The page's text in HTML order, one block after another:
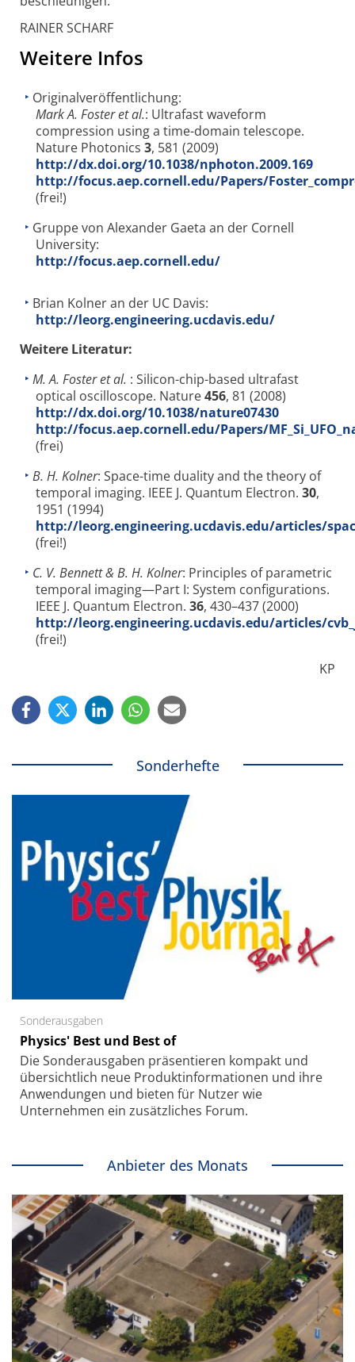
RAINER SCHARF
Weitere Infos
Originalveröffentlichung:
Mark A. Foster et al.: Ultrafast waveform
compression using a time-domain telescope.
Nature Photonics 3, 581 (2009)
http://dx.doi.org/10.1038/nphoton.2009.169
http://focus.aep.cornell.edu/Papers/
(frei!)
Gruppe von Alexander Gaeta an der Cornell
University:
http://focus.aep.cornell.edu/
Brian Kolner an der UC Davis:
http://leorg.engineering.ucdavis.edu/
Weitere Literatur:
M. A. Foster et al. : Silicon-chip-based ultrafast
optical oscilloscope. Nature456, 81 (2008)
http://dx.doi.org/10.1038/nature07430
http://focus.aep.cornell.edu/Papers/
(frei)
B. H. Kolner: Space-time duality and the theory of
temporal imaging. IEEE J. Quantum Electron. 30,
1951 (1994)
http://leorg.engineering.ucdavis.edu/articles/
(frei!)
C. V. Bennett & B. H. Kolner: Principles of parametric
temporal imaging—Part I: System configurations.
IEEE J. Quantum Electron. 36, 430–437 (2000)
http://leorg.engineering.ucdavis.edu/articles/
(frei!)
KP
Sonderhefte
Sonderausgaben
Physics' Best und Best of
Die Sonder­ausgaben präsentieren kompakt und
übersichtlich neue Produkt­informationen und ihre
Anwendungen und bieten für Nutzer wie
Unternehmen ein zusätzliches Forum.
Anbieter des Monats